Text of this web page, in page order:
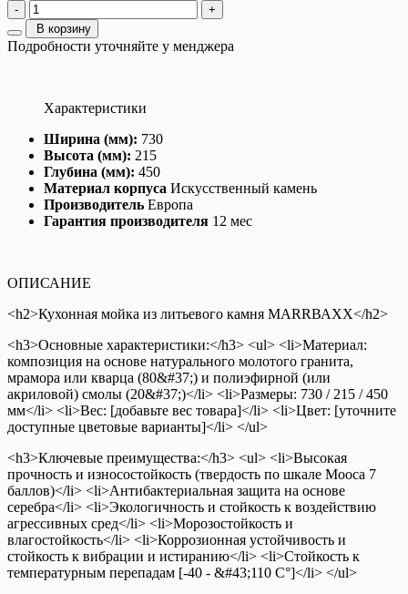
-
+
В корзину
Подробности уточняйте у менджера
Характеристики
Ширина (мм): 730
Высота (мм): 215
Глубина (мм): 450
Материал корпуса Искусственный камень
Производитель Европа
Гарантия производителя 12 мес
ОПИСАНИЕ
<h2>Кухонная мойка из литьевого камня МАRRВАХХ</h2>
<h3>Основные характеристики:</h3> <ul> <li>Материал:
композиция на основе натурального молотого гранита,
мрамора или кварца (80&#37;) и полиэфирной (или
акриловой) смолы (20&#37;)</li> <li>Размеры: 730 / 215 / 450
мм</li> <li>Вес: [добавьте вес товара]</li> <li>Цвет: [уточните
доступные цветовые варианты]</li> </ul>
<h3>Ключевые преимущества:</h3> <ul> <li>Высокая
прочность и износостойкость (твердость по шкале Мооса 7
баллов)</li> <li>Антибактериальная защита на основе
серебра</li> <li>Экологичность и стойкость к воздействию
агрессивных сред</li> <li>Морозостойкость и
влагостойкость</li> <li>Коррозионная устойчивость и
стойкость к вибрации и истиранию</li> <li>Стойкость к
температурным перепадам [-40 - &#43;110 С°]</li> </ul>